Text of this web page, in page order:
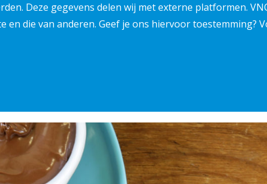
Deze gegevens delen wij met externe platformen.
die van anderen. Geef je ons hiervoor toestemming?